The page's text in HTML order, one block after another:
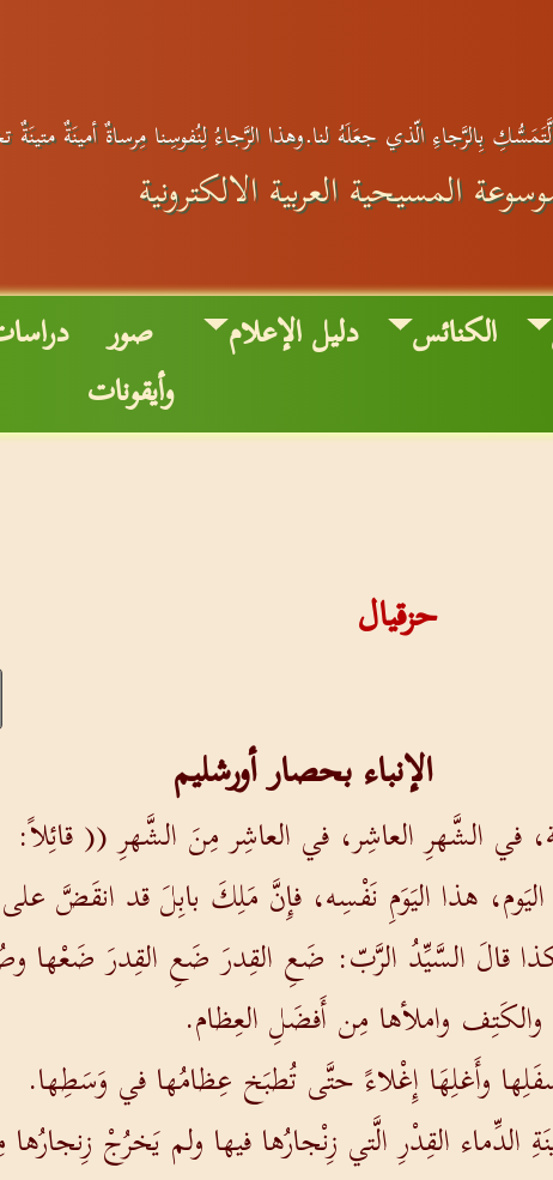
بِالرَّجاءِ الّذي جعَلَهُ لنا.وهذا الرَّجاءُ لِنُفوسِنا مِرساةٌ أمينَةٌ
المسيحية العربية الالكترونية
الكنائس دليل الإعلام
صور
وأيقونات
حزقيال
الإنباء بحصار أورشليم
في الشَّهرِ العاشِر، في العاشِر مِنَ الشَّهرِ (( قائِلاً:
هذا اليَوَمِ نَفْسِه، فإِنَّ مَلِكَ بابِلَ قد انقَضَّ
قالَ السَّيِّدُ الرَّبّ: ضَعِ القِدرَ ضَعِ القِدرَ ضَعْها
واملأها مِن أَفضَلِ العِظام.
وأَغلِهَا إِغْلاءً حتَّى تُطبَخ عِظامُها في وَسَطِها.
القِدْرِ الَّتي زِنْجارُها فيها ولم يَخرُجْ